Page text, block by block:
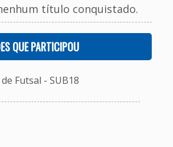
título conquistado.
QUE PARTICIPOU
Futsal - SUB18